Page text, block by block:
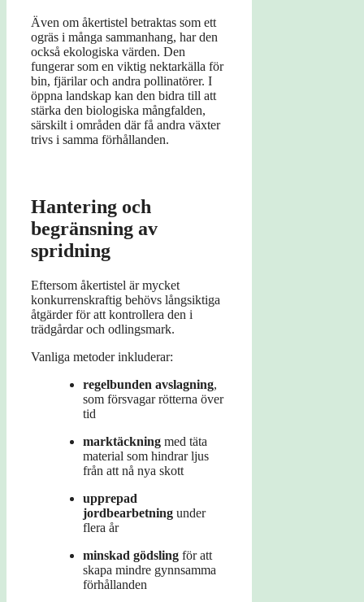
Även om åkertistel betraktas som ett
ogräs i många sammanhang, har den
också ekologiska värden. Den
fungerar som en viktig nektarkälla för
bin, fjärilar och andra pollinatörer. I
öppna landskap kan den bidra till att
stärka den biologiska mångfalden,
särskilt i områden där få andra växter
trivs i samma förhållanden.
Hantering och
begränsning av
spridning
Eftersom åkertistel är mycket
konkurrenskraftig behövs långsiktiga
åtgärder för att kontrollera den i
trädgårdar och odlingsmark.
Vanliga metoder inkluderar:
regelbunden avslagning,
som försvagar rötterna över
tid
marktäckning med täta
material som hindrar ljus
från att nå nya skott
upprepad
jordbearbetning under
flera år
minskad gödsling för att
skapa mindre gynnsamma
förhållanden